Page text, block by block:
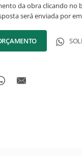
da obra clicando
será enviada por